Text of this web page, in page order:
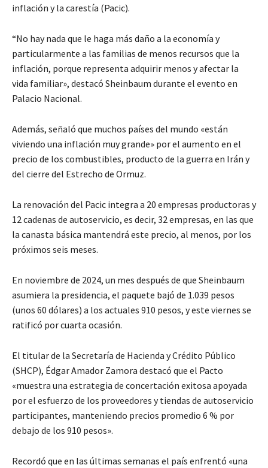
inflación y la carestía (Pacic).
“No hay nada que le haga más daño a la economía y
particularmente a las familias de menos recursos que la
inflación, porque representa adquirir menos y afectar la
vida familiar», destacó Sheinbaum durante el evento en
Palacio Nacional.
Además, señaló que muchos países del mundo «están
viviendo una inflación muy grande» por el aumento en el
precio de los combustibles, producto de la guerra en Irán y
del cierre del Estrecho de Ormuz.
La renovación del Pacic integra a 20 empresas productoras y
12 cadenas de autoservicio, es decir, 32 empresas, en las que
la canasta básica mantendrá este precio, al menos, por los
próximos seis meses.
En noviembre de 2024, un mes después de que Sheinbaum
asumiera la presidencia, el paquete bajó de 1.039 pesos
(unos 60 dólares) a los actuales 910 pesos, y este viernes se
ratificó por cuarta ocasión.
El titular de la Secretaría de Hacienda y Crédito Público
(SHCP), Édgar Amador Zamora destacó que el Pacto
«muestra una estrategia de concertación exitosa apoyada
por el esfuerzo de los proveedores y tiendas de autoservicio
participantes, manteniendo precios promedio 6 % por
debajo de los 910 pesos».
Recordó que en las últimas semanas el país enfrentó «una